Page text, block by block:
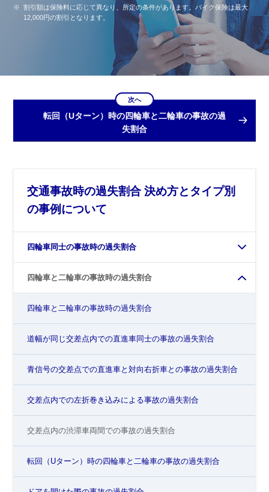
※ 割引額は保険料に応じて異なり、所定の条件があります。バイク保険は最大
12,000円の割引となります。
次へ
転回（Uターン）時の四輪車と二輪車の事故の過
失割合
交通事故時の過失割合 決め方とタイプ別
の事例について
四輪車同士の事故時の過失割合
四輪車と二輪車の事故時の過失割合
四輪車と二輪車の事故時の過失割合
道幅が同じ交差点内での直進車同士の事故の過失割合
青信号の交差点での直進車と対向右折車との事故の過失割合
交差点内での左折巻き込みによる事故の過失割合
交差点内の渋滞車両間での事故の過失割合
転回（Uターン）時の四輪車と二輪車の事故の過失割合